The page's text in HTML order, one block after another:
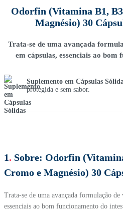
Odorfin (Vitamina B1,
Magnésio) 30
Trata-se de uma avançada
em cápsulas, essenciais ao bom
Suplemento em Cápsulas
protegida e sem sabor.
1. Sobre: Odorfin
Cromo e Magnésio) 30
Trata-se de uma avançada formulação de
essenciais ao bom funcionamento do